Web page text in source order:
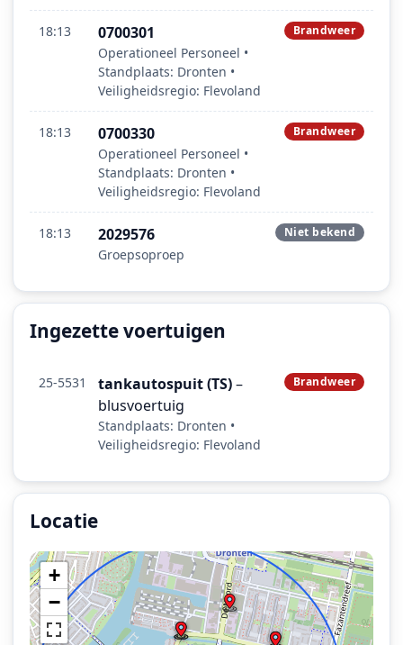
18:13 0700301
Operationeel Personeel •
Standplaats: Dronten •
Veiligheidsregio: Flevoland
Brandweer
18:13 0700330
Operationeel Personeel •
Standplaats: Dronten •
Veiligheidsregio: Flevoland
Brandweer
18:13 2029576
Groepsoproep
Niet bekend
Ingezette voertuigen
25-5531 tankautospuit (TS)–
blusvoertuig
Standplaats: Dronten •
Veiligheidsregio: Flevoland
Brandweer
Locatie
+
−
Locatie van het incident: Het Havenplein, Dronten.